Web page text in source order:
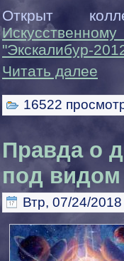
Открыт
"Экскалибур-
Читать далее
16522
Правда о
под видом
Втр, 07/24/